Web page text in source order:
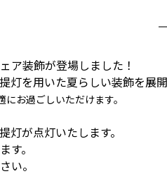
ア装飾が登場しました！
を用いた夏らしい装飾を展開
お過ごしいただけます。
が点灯いたします。
す。
い。